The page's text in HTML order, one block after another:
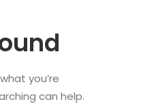
you’re
can help.